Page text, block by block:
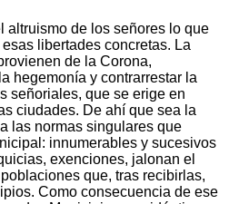
altruismo de los señores lo que
libertades concretas. La
de la Corona,
hegemonía y contrarrestar la
señoriales, que se erige en
ciudades. De ahí que sea la
las normas singulares que
innumerables y sucesivos
exenciones, jalonan el
que, tras recibirlas,
Como consecuencia de ese